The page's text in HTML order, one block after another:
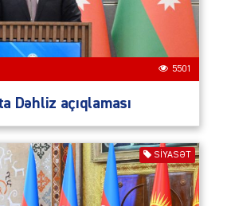
5501
Dəhliz açıqlaması
SIYASƏT